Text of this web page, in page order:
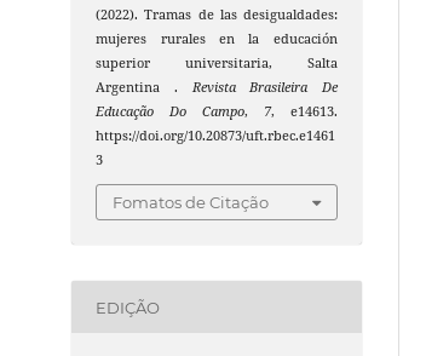
(2022). Tramas de las desigualdades:
mujeres rurales en la educación
superior universitaria, Salta
Argentina .
Revista Brasileira De
Educação Do Campo, 7, e14613.
https://doi.org/10.20873/uft.rbec.e1461
3
Fomatos de Citação
EDIÇÃO